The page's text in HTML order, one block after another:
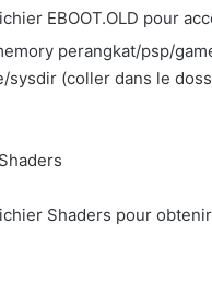
EBOOT.OLD pour
perangkat/psp/
sysdir (coller dans le
Shaders pour